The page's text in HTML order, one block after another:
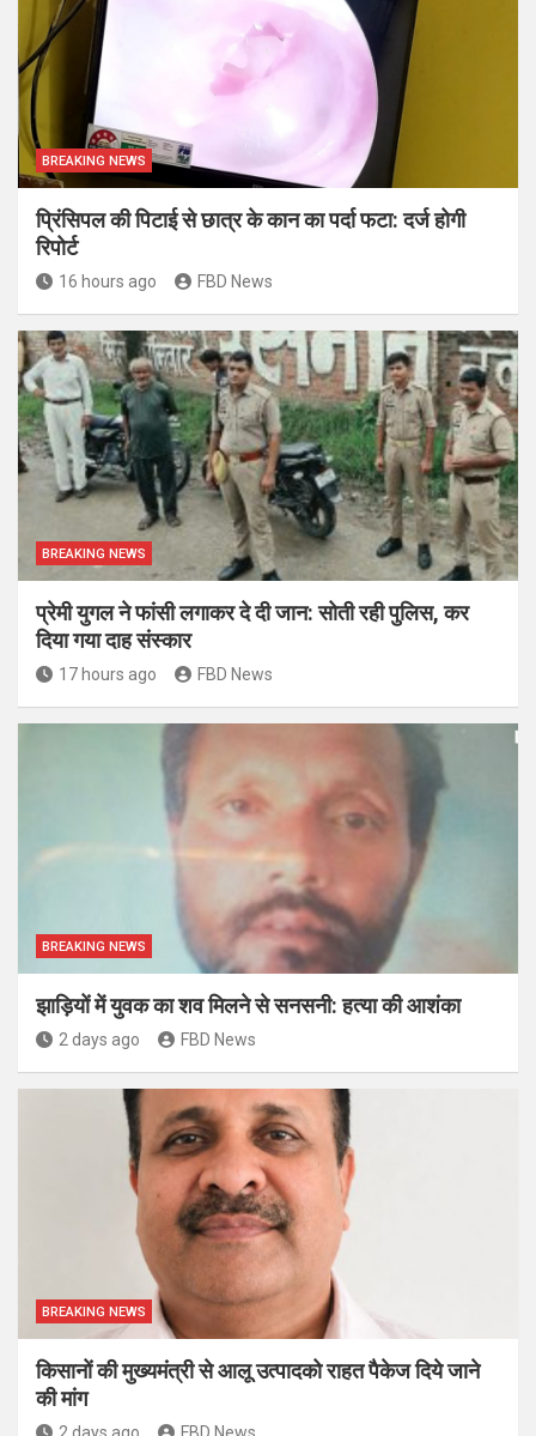
BREAKING NEWS
प्रिंसिपल की पिटाई से छात्र के कान का पर्दा फटा: दर्ज होगी
रिपोर्ट
16 hours ago FBD News
BREAKING NEWS
प्रेमी युगल ने फांसी लगाकर दे दी जान: सोती रही पुलिस, कर
दिया गया दाह संस्कार
17 hours ago FBD News
BREAKING NEWS
झाड़ियों में युवक का शव मिलने से सनसनी: हत्या की आशंका
2 days ago FBD News
BREAKING NEWS
किसानों की मुख्यमंत्री से आलू उत्पादको राहत पैकेज दिये जाने
की मांग